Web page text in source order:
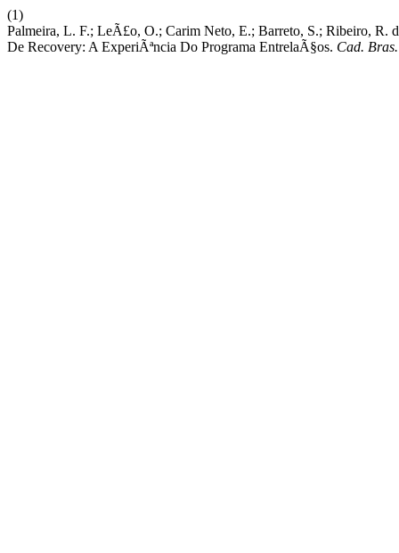
(1)
Palmeira, L. F.; LeÃ£o, O.; Carim Neto, E.; Barreto, S.; Ribeiro, R.
De Recovery: A ExperiÃªncia Do Programa EntrelaÃ§os. Cad.